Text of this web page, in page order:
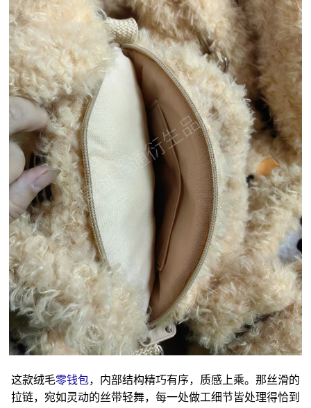
这款绒毛零钱包，内部结构精巧有序，质感上乘。那丝滑的
拉链，宛如灵动的丝带轻舞，每一处做工细节皆处理得恰到